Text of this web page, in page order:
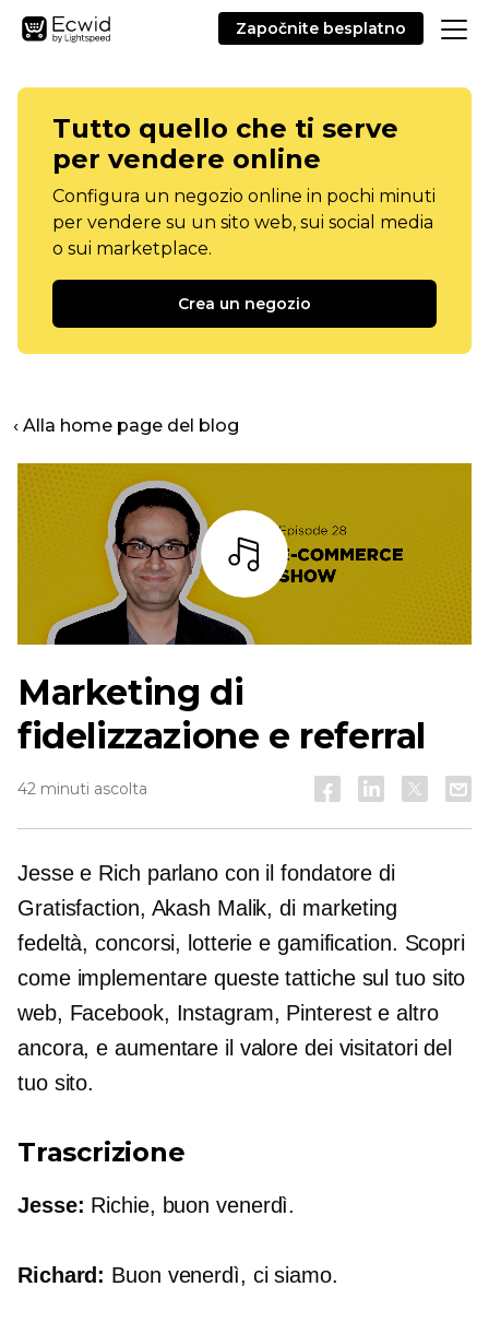
Započnite besplatno
Tutto quello che ti serve
per vendere online
Configura un negozio online in pochi minuti
per vendere su un sito web, sui social media
o sui marketplace.
Crea un negozio
‹ Alla home page del blog
Ascoltare
Marketing di
fidelizzazione e referral
42 minuti ascolta
Jesse e Rich parlano con il fondatore di
Gratisfaction, Akash Malik, di marketing
fedeltà, concorsi, lotterie e gamification. Scopri
come implementare queste tattiche sul tuo sito
web, Facebook, Instagram, Pinterest e altro
ancora, e aumentare il valore dei visitatori del
tuo sito.
Trascrizione
Jesse: Richie, buon venerdì.
Richard: Buon venerdì, ci siamo.